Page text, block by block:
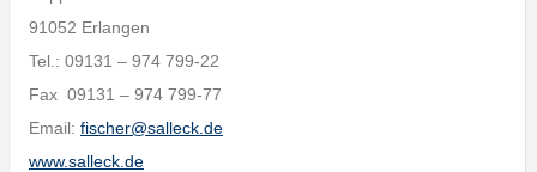
91052 Erlangen
Tel.: 09131 – 974 799-22
Fax 09131 – 974 799-77
Email: fischer@salleck.de
www.salleck.de